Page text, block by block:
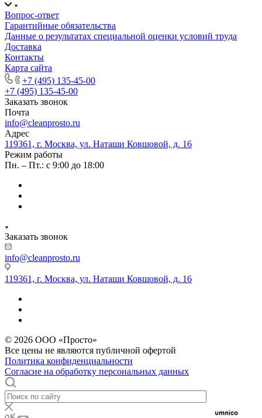
Вопрос-ответ
Гарантийные обязательства
Данные о результатах специальной оценки условий труда
Доставка
Контакты
Карта сайта
+7 (495) 135-45-00
+7 (495) 135-45-00
Заказать звонок
Почта
info@cleanprosto.ru
Адрес
119361, г. Москва, ул. Наташи Ковшовой, д. 16
Режим работы
Пн. – Пт.: с 9:00 до 18:00
Заказать звонок
info@cleanprosto.ru
119361, г. Москва, ул. Наташи Ковшовой, д. 16
© 2026 ООО «Просто»
Все цены не являются публичной офертой
Политика конфиденциальности
Согласие на обработку персональных данных